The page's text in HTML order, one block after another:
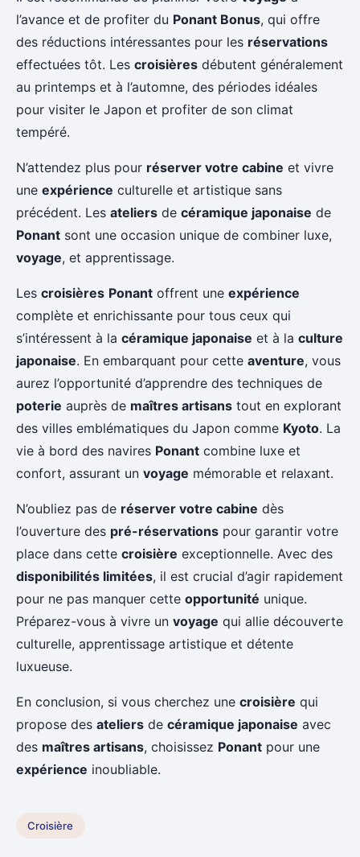
l’avance et de profiter du Ponant Bonus, qui offre
des réductions intéressantes pour les réservations
effectuées tôt. Les croisières débutent généralement
au printemps et à l’automne, des périodes idéales
pour visiter le Japon et profiter de son climat
tempéré.
N’attendez plus pour réserver votre cabine et vivre
une expérience culturelle et artistique sans
précédent. Les ateliers de céramique japonaise de
Ponant sont une occasion unique de combiner luxe,
voyage, et apprentissage.
Les croisières Ponant offrent une expérience
complète et enrichissante pour tous ceux qui
s’intéressent à la céramique japonaise et à la culture
japonaise. En embarquant pour cette aventure, vous
aurez l’opportunité d’apprendre des techniques de
poterie auprès de maîtres artisans tout en explorant
des villes emblématiques du Japon comme Kyoto. La
vie à bord des navires Ponant combine luxe et
confort, assurant un voyage mémorable et relaxant.
N’oubliez pas de réserver votre cabine dès
l’ouverture des pré-réservations pour garantir votre
place dans cette croisière exceptionnelle. Avec des
disponibilités limitées, il est crucial d’agir rapidement
pour ne pas manquer cette opportunité unique.
Préparez-vous à vivre un voyage qui allie découverte
culturelle, apprentissage artistique et détente
luxueuse.
En conclusion, si vous cherchez une croisière qui
propose des ateliers de céramique japonaise avec
des maîtres artisans, choisissez Ponant pour une
expérience inoubliable.
Croisière